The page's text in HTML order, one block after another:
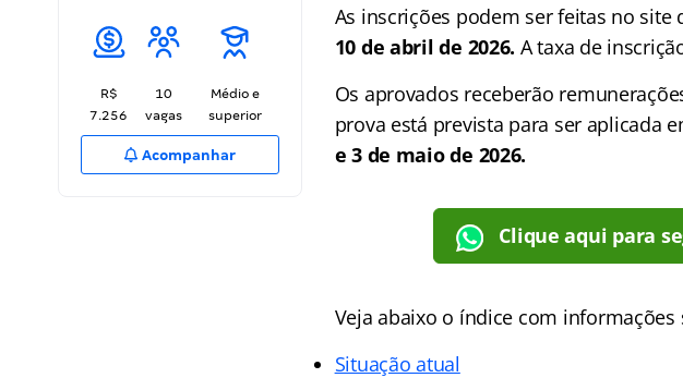
R$
7.256
10
vagas
Médio e
superior
Acompanhar
As inscrições podem ser feitas no site
10 de abril de 2026. A taxa de
Os aprovados receberão
prova está prevista para ser aplicada
e 3 de maio de 2026.
Clique aqui para
Veja abaixo o índice com informações
Situação atual